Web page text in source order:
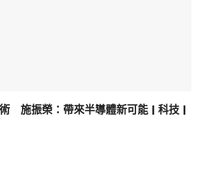
術 施振榮：帶來半導體新可能 | 科技 |